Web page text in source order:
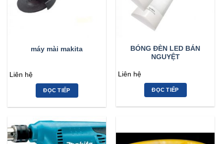
máy mài makita
Liên hệ
ĐỌC TIẾP
BÓNG ĐÈN LED BÁN
NGUYỆT
Liên hệ
ĐỌC TIẾP